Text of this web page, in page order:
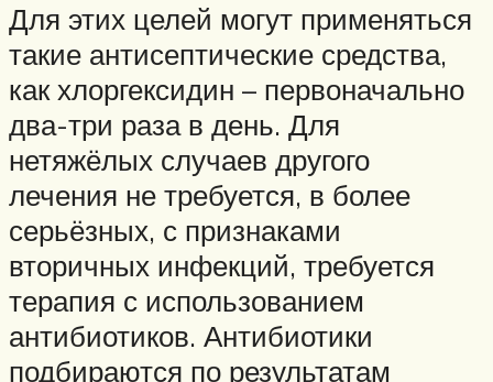
Для этих целей могут применяться
такие антисептические средства,
как хлоргексидин – первоначально
два-три раза в день. Для
нетяжёлых случаев другого
лечения не требуется, в более
серьёзных, с признаками
вторичных инфекций, требуется
терапия с использованием
антибиотиков. Антибиотики
подбираются по результатам